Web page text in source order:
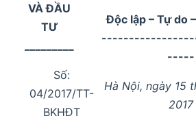
VÀ ĐẦU
TƯ
Số:
04/2017/TT-
BKHĐT
Độc lập – Tự do
-----
Hà Nội, ngày 15
2017